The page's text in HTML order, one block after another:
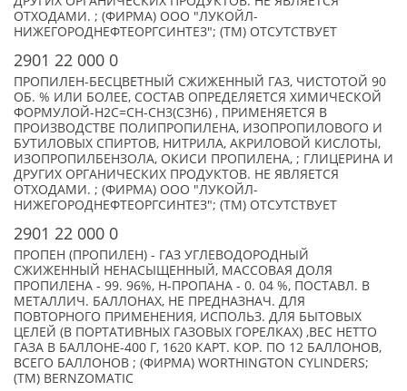
ОТХОДАМИ. ; (ФИРМА) ООО "ЛУКОЙЛ-
НИЖЕГОРОДНЕФТЕОРГСИНТЕЗ"; (TM) ОТСУТСТВУЕТ
2901 22 000 0
ПРОПИЛЕН-БЕСЦВЕТНЫЙ СЖИЖЕННЫЙ ГАЗ, ЧИСТОТОЙ 90
ОБ. % ИЛИ БОЛЕЕ, СОСТАВ ОПРЕДЕЛЯЕТСЯ ХИМИЧЕСКОЙ
ФОРМУЛОЙ-Н2С=СН-СН3(С3Н6) , ПРИМЕНЯЕТСЯ В
ПРОИЗВОДСТВЕ ПОЛИПРОПИЛЕНА, ИЗОПРОПИЛОВОГО И
БУТИЛОВЫХ СПИРТОВ, НИТРИЛА, АКРИЛОВОЙ КИСЛОТЫ,
ИЗОПРОПИЛБЕНЗОЛА, ОКИСИ ПРОПИЛЕНА, ; ГЛИЦЕРИНА И
ДРУГИХ ОРГАНИЧЕСКИХ ПРОДУКТОВ. НЕ ЯВЛЯЕТСЯ
ОТХОДАМИ. ; (ФИРМА) ООО "ЛУКОЙЛ-
НИЖЕГОРОДНЕФТЕОРГСИНТЕЗ"; (TM) ОТСУТСТВУЕТ
2901 22 000 0
ПРОПЕН (ПРОПИЛЕН) - ГАЗ УГЛЕВОДОРОДНЫЙ
СЖИЖЕННЫЙ НЕНАСЫЩЕННЫЙ, МАССОВАЯ ДОЛЯ
ПРОПИЛЕНА - 99. 96%, Н-ПРОПАНА - 0. 04 %, ПОСТАВЛ. В
МЕТАЛЛИЧ. БАЛЛОНАХ, НЕ ПРЕДНАЗНАЧ. ДЛЯ
ПОВТОРНОГО ПРИМЕНЕНИЯ, ИСПОЛЬЗ. ДЛЯ БЫТОВЫХ
ЦЕЛЕЙ (В ПОРТАТИВНЫХ ГАЗОВЫХ ГОРЕЛКАХ) ,ВЕС НЕТТО
ГАЗА В БАЛЛОНЕ-400 Г, 1620 КАРТ. КОР. ПО 12 БАЛЛОНОВ,
ВСЕГО БАЛЛОНОВ ; (ФИРМА) WORTHINGTON CYLINDERS;
(TM) BERNZOMATIC